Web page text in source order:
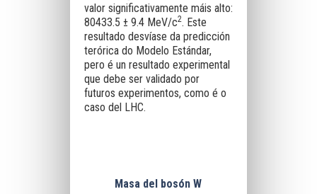
valor significativamente máis alto:
80433.5 ± 9.4 MeV/c2. Este
resultado desvíase da predicción
terórica do Modelo Estándar,
pero é un resultado experimental
que debe ser validado por
futuros experimentos, como é o
caso del LHC.
Masa del bosón W